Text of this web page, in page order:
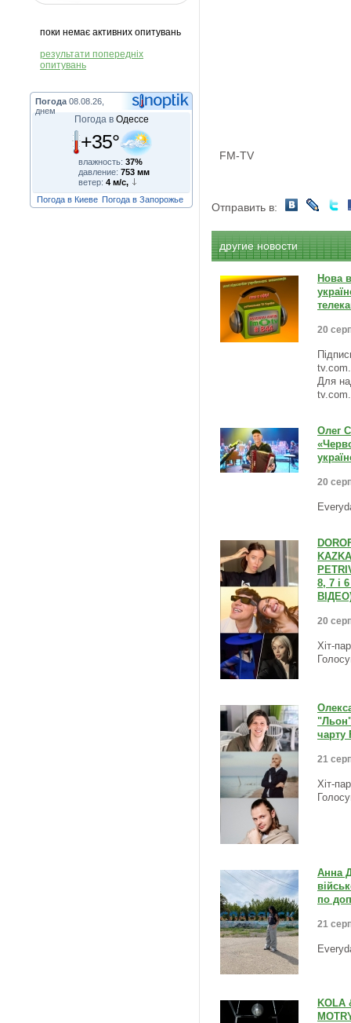
поки немає активних опитувань
результати попередніх
опитувань
Погода 08.08.26,
днем
Погода в Одессе
+35°
влажность: 37%
давление: 753 мм
ветер: 4 м/с,
Погода в Киеве Погода в Запорожье
FM-TV
Отправить в:
другие новости
Нова
20
Для
Олег
20
8, 7 і
20
Хіт-
чарту
21
Хіт-
Анна
по
21
KOLA